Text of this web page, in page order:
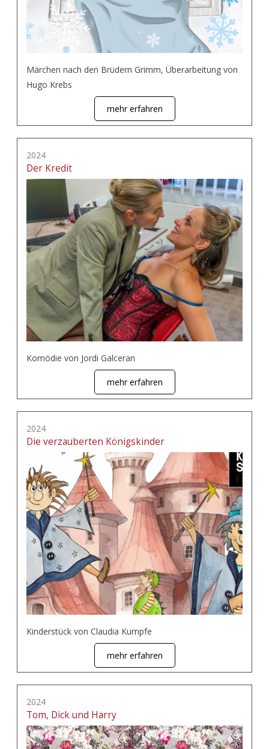
Märchen nach den Brüdern Grimm, Überarbeitung von
Hugo Krebs
mehr erfahren
2024
Der Kredit
Komödie von Jordi Galceran
mehr erfahren
2024
Die verzauberten Königskinder
Kinderstück von Claudia Kumpfe
mehr erfahren
2024
Tom, Dick und Harry